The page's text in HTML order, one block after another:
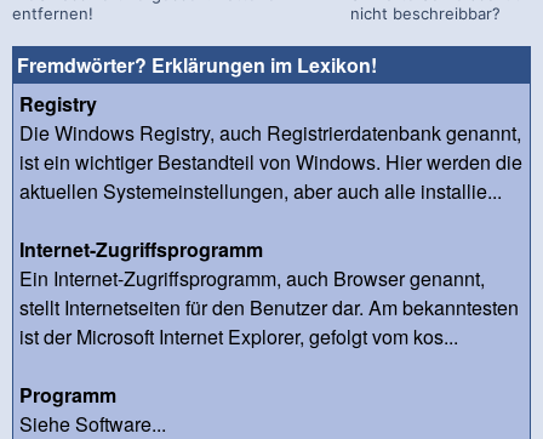
entfernen!
nicht beschreibbar?
Fremdwörter? Erklärungen im Lexikon!
Registry
Die Windows Registry, auch Registrierdatenbank genannt,
ist ein wichtiger Bestandteil von Windows. Hier werden die
aktuellen Systemeinstellungen, aber auch alle installie...
Internet-Zugriffsprogramm
Ein Internet-Zugriffsprogramm, auch Browser genannt,
stellt Internetseiten für den Benutzer dar. Am bekanntesten
ist der Microsoft Internet Explorer, gefolgt vom kos...
Programm
Siehe Software...